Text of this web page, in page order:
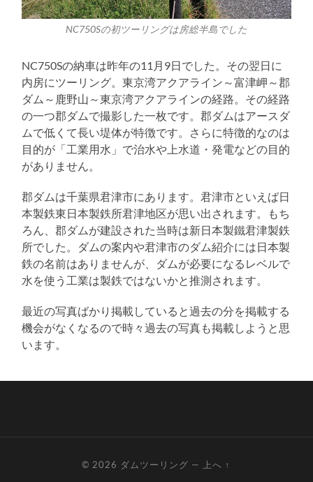
NC750Sの初ツーリングは房総半島でした
NC750Sの納車は昨年の11月9日でした。その翌日に
内房にツーリング。東京湾アクアライン～富津岬～郡
ダム～鹿野山～東京湾アクアラインの経路。その経路
の一つ郡ダムで撮影した一枚です。郡ダムはアースダ
ムで低くて長い堤体が特徴です。さらに特徴的なのは
目的が「工業用水」で治水や上水道・発電などの目的
がありません。
郡ダムは千葉県君津市にあります。君津市といえば日
本製鉄東日本製鉄所君津地区が思い出されます。もち
ろん、郡ダムが建設された当時は新日本製鐵君津製鉄
所でした。ダムの案内や君津市のダム紹介には日本製
鉄の名前はありませんが、ダムが必要になるレベルで
水を使う工業は製鉄ではないかと推測されます。
最近の写真ばかり掲載していると過去の分を掲載する
機会がなくなるので時々過去の写真も掲載しようと思
います。
© 2026 ダムツーリング — 上へ ↑